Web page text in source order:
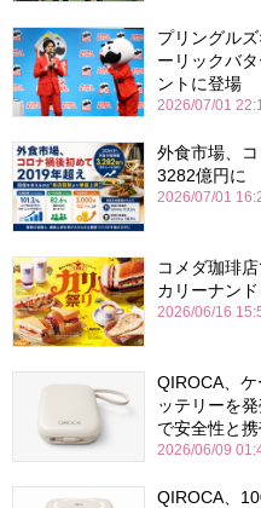
プリングル
ーリックバ
ントに登場
2026/07/01
外食市場、
3282億円に
2026/07/01
コメダ珈琲
カリーナン
2026/06/16
QIROCA、
ッテリーを
で安全性と
2026/06/09
QIROCA、